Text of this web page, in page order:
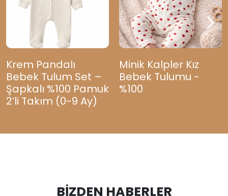
Krem Pandalı
Bebek Tulum Set –
Şapkalı %100 Pamuk
2’li Takım (0-9 Ay)
Minik Kalpler Kız
Bebek Tulumu -
%100
BİZDEN HABERLER